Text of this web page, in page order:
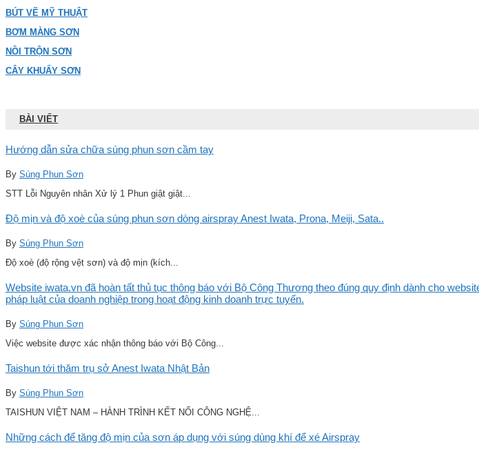
BÚT VẼ MỸ THUẬT
BƠM MÀNG SƠN
NỒI TRỘN SƠN
CÂY KHUẤY SƠN
BÀI VIẾT
Hướng dẫn sửa chữa súng phun sơn cầm tay
By Súng Phun Sơn
STT Lỗi Nguyên nhân Xử lý 1 Phun giật giật...
Độ mịn và độ xoè của súng phun sơn dòng airspray Anest Iwata, Prona, Meiji, Sata..
By Súng Phun Sơn
Độ xoè (độ rộng vệt sơn) và độ mịn (kích...
Website iwata.vn đã hoàn tất thủ tục thông báo với Bộ Công Thương theo đúng quy định dành cho
pháp luật của doanh nghiệp trong hoạt động kinh doanh trực tuyến.
By Súng Phun Sơn
Việc website được xác nhận thông báo với Bộ Công...
Taishun tới thăm trụ sở Anest Iwata Nhật Bản
By Súng Phun Sơn
TAISHUN VIỆT NAM – HÀNH TRÌNH KẾT NỐI CÔNG NGHỆ...
Những cách để tăng độ mịn của sơn áp dụng với súng dùng khí để xé Airspray